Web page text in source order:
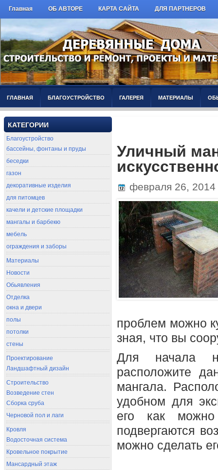
Главная ОБ АВТОРЕ КАРТА САЙТА ДЛЯ ПАРТНЕРОВ
ГЛАВНАЯ БЛАГОУСТРОЙСТВО ГАЛЕРЕЯ МАТЕРИАЛЫ
КАТЕГОРИИ
Благоустройство
бассейны, фонтаны и пруды
беседки
газон
декоративные изделия
для питомцев
качели и детские площадки
мангалы и барбекю
мебель
ограждения и заборы
Материалы
Новости
Обьявления
Отделка
окна и двери
полы
потолки
стены
Проектирование
Ландшафтный дизайн
Строительство
Возведение стен
Сборка сруба
Черновой пол и лаги
Кровля
Водосточная система
Кровельное покрытие
Мансардный этаж
Уличный
февраля 26, 2014
проблем можно
зная, что вы
Для начала
расположите
мангала.
удобном для
его как
подвергаются
можно сделать